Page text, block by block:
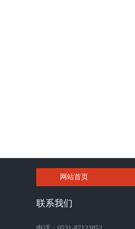
网站首页
联系我们